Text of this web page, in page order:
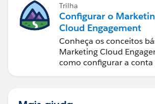
Trilha
Configurar o
Cloud Engagement
Conheça os conceitos
Marketing Cloud
como configurar a conta